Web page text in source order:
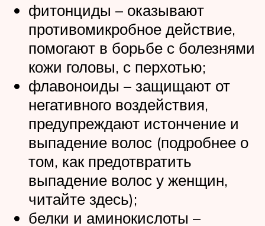
фитонциды – оказывают
противомикробное действие,
помогают в борьбе с болезнями
кожи головы, с перхотью;
флавоноиды – защищают от
негативного воздействия,
предупреждают истончение и
выпадение волос (подробнее о
том, как предотвратить
выпадение волос у женщин,
читайте здесь);
белки и аминокислоты –